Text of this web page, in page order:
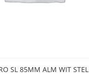
SL 85MM ALM WIT STEL